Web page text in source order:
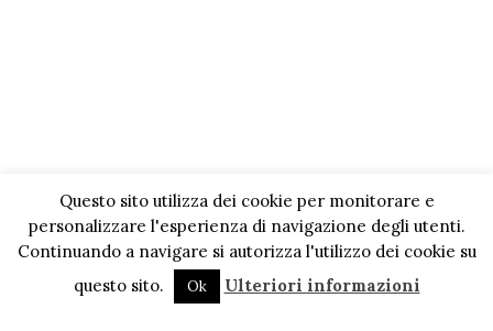
Questo sito utilizza dei cookie per monitorare e
personalizzare l'esperienza di navigazione degli utenti.
Continuando a navigare si autorizza l'utilizzo dei cookie su
questo sito.
Ok Ulteriori informazioni